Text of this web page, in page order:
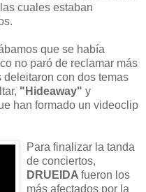
cuales estaban
que se había
no paró de reclamar más
con dos temas
"Hideaway" y
han formado un videoclip
Para finalizar la tanda
de conciertos,
DRUEIDA fueron los
más afectados por la